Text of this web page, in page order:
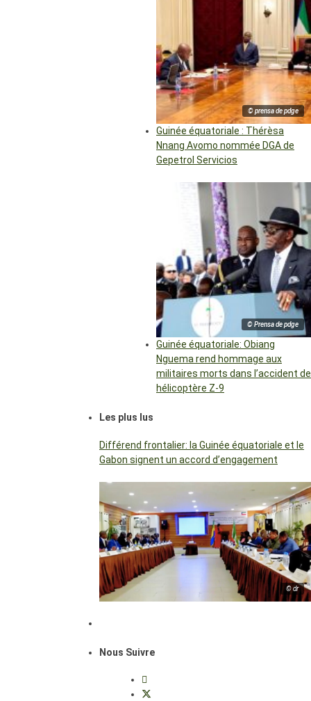
© prensa de pdge
Guinée équatoriale : Thérèsa
Nnang Avomo nommée DGA de
Gepetrol Servicios
© Prensa de pdge
Guinée équatoriale: Obiang
Nguema rend hommage aux
militaires morts dans l’accident de
hélicoptère Z-9
Les plus lus
Différend frontalier: la Guinée équatoriale et le
Gabon signent un accord d’engagement
© dr
Nous Suivre